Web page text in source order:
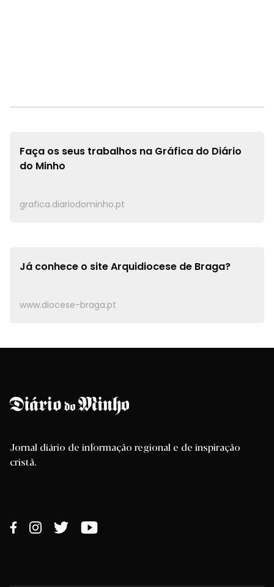
Faça os seus trabalhos na Gráfica do Diário
do Minho
grafica.diariodominho.pt
Já conhece o siteArquidiocese de Braga?
www.diocese-braga.pt
Jornal diário de informação regional e de inspiração
cristã.